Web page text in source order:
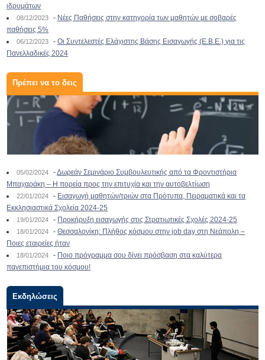
ιδρυμάτων
08/12/2023 - Νέες Παθήσεις στην κατηγορία των μαθητών με σοβαρές
παθήσεις 5%
06/12/2023 -Οι Συντελεστές Ελάχιστης Βάσης Εισαγωγής (Ε.Β.Ε.) για τις
Πανελλαδικές 2024
Πρέπει να το δεις
05/02/2024 -Δωρεάν Σεμινάριο Συμβουλευτικής από τα Φροντιστήρια
Μπαχαράκη – Η πορεία προς την επιτυχία και την αυτοβελτίωση
22/01/2024 - Εισαγωγή μαθητών/τριών στα Πρότυπα, Πειραματικά και τα
Εκκλησιαστικά Σχολεία 2024-25
19/01/2024 - Προκήρυξη εισαγωγής στις Στρατιωτικές Σχολές 2024-25
18/01/2024 -Θεσσαλονίκη: Πλήθος κόσμου στην job day στη Νεάπολη –
Ποιες εταιρείες ήταν
18/01/2024 - Ποιο πρόγραμμα σου δίνει πρόσβαση στα καλύτερα
πανεπιστήμια του κόσμου!
Εκδηλώσεις